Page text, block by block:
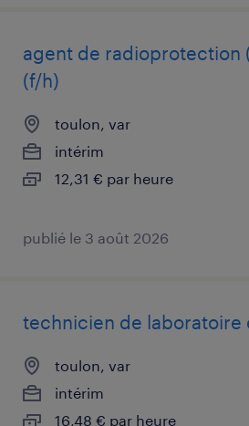
agent de radioprotection
(f/h)
toulon, var
intérim
12,31 € par heure
publié le 3 août 2026
technicien de laboratoire
toulon, var
intérim
16,48 € par heure